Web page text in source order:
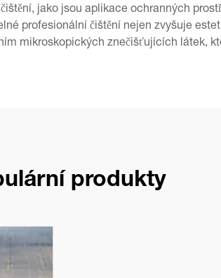
jako jsou aplikace ochranných
profesionální čištění nejen zvyšuje
mikroskopických znečišťujících látek,
produkty